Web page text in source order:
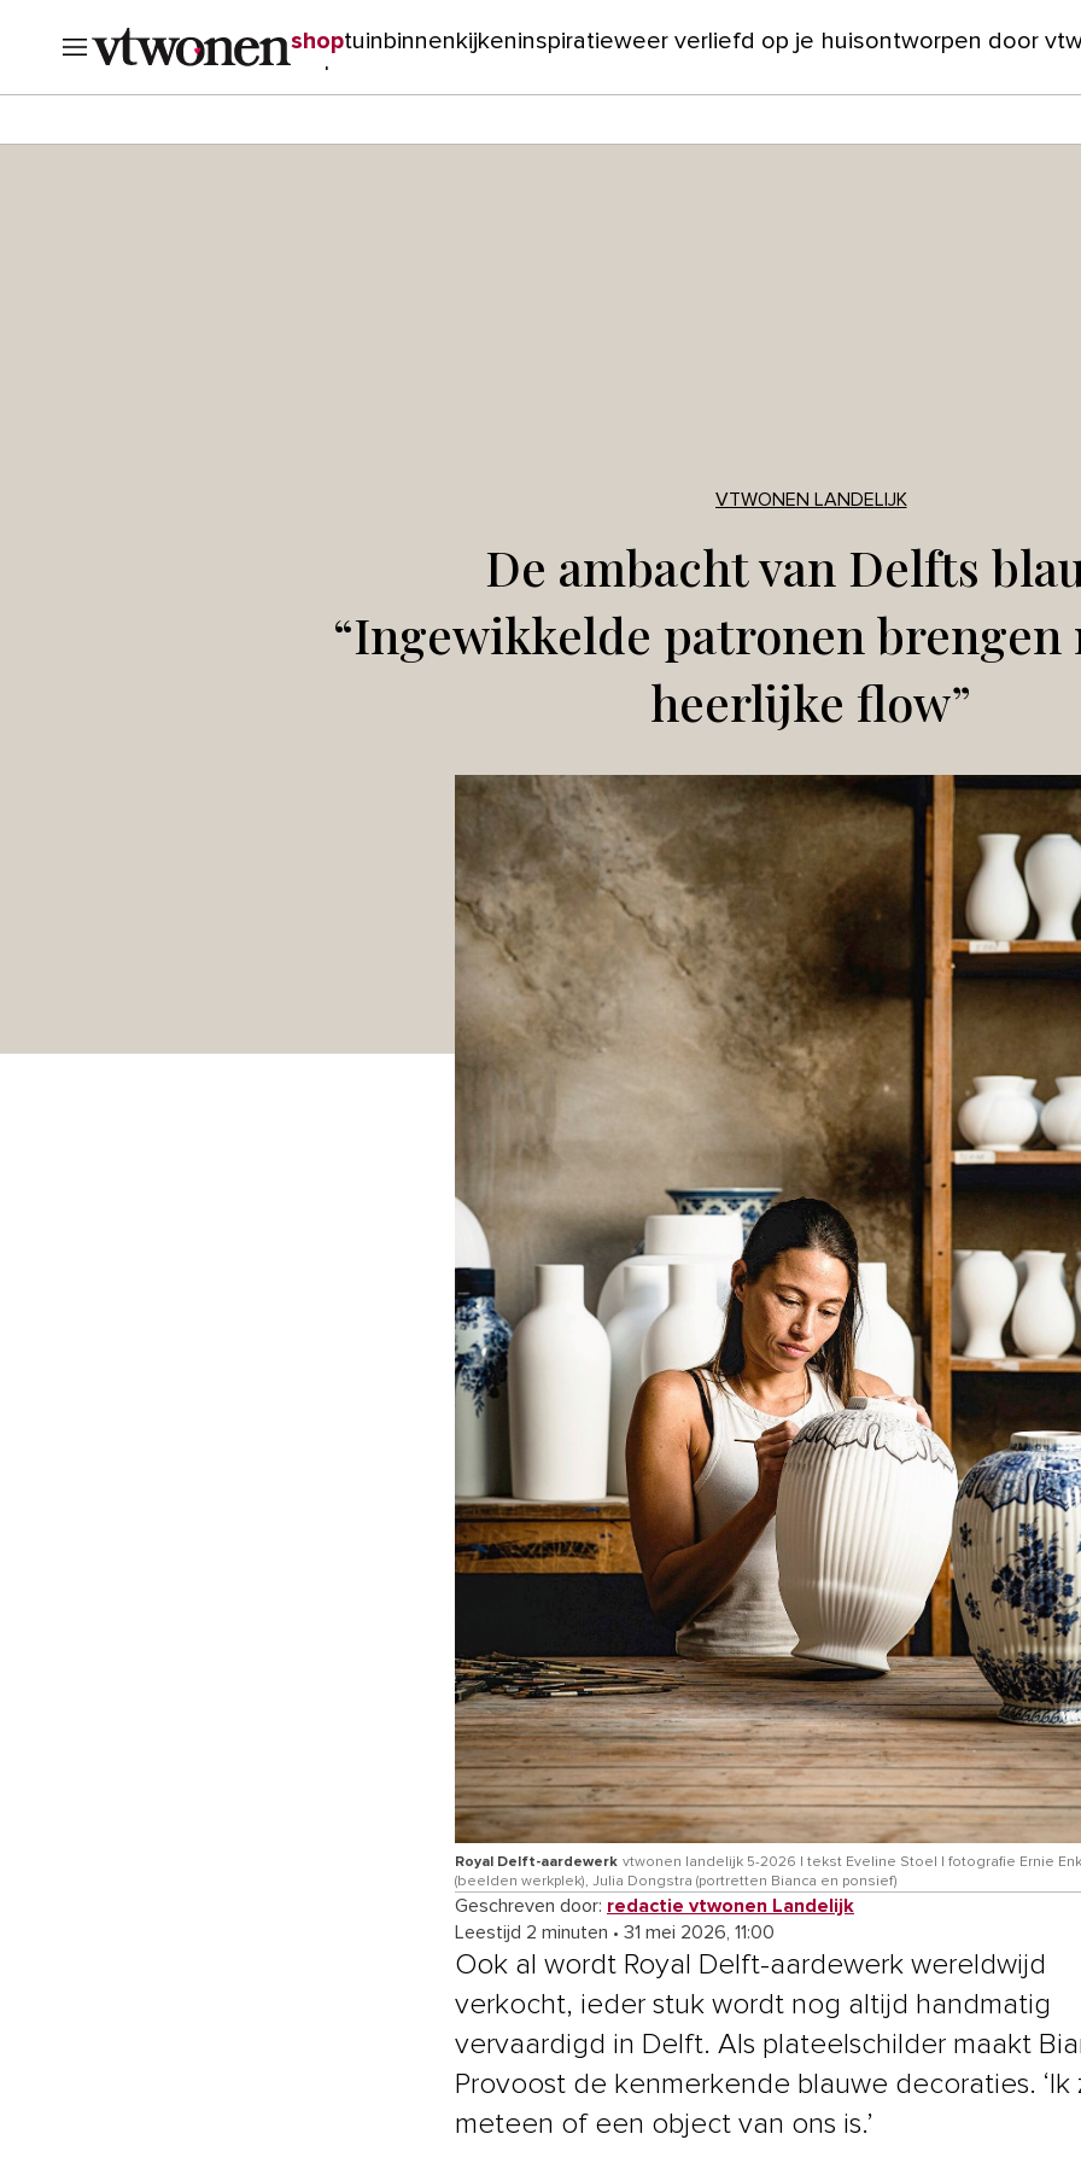
shoptuin binnenkijkeninspiratieweer verliefd op je huisontworpen door
verbouwen
VTWONEN LANDELIJK
De ambacht van Delfts
“Ingewikkelde patronen brengen
heerlijke flow”
Royal Delft-aardewerk vtwonen landelijk 5-2026 | tekst Eveline Stoel | fotografie Ernie
(beelden werkplek), Julia Dongstra (portretten Bianca en ponsief)
Geschreven door: redactie vtwonen Landelijk
Leestijd 2 minuten • 31 mei 2026, 11:00
Ook al wordt Royal Delft-aardewerk wereldwijd
verkocht, ieder stuk wordt nog altijd handmatig
vervaardigd in Delft. Als plateelschilder maakt
Provoost de kenmerkende blauwe decoraties. ‘Ik
meteen of een object van ons is.’